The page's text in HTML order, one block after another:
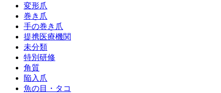
変形爪
巻き爪
手の巻き爪
提携医療機関
未分類
特別研修
角質
陥入爪
魚の目・タコ